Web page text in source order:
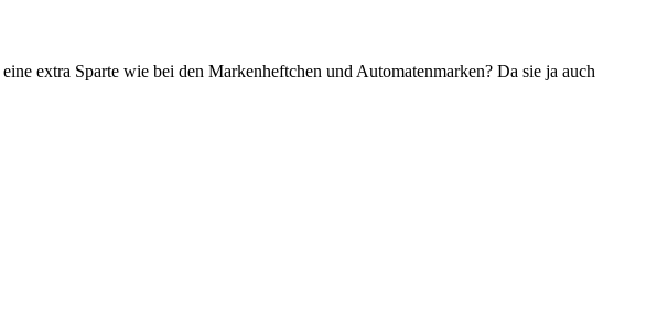
extra Sparte wie bei den Markenheftchen und Automatenmarken? Da sie ja auch